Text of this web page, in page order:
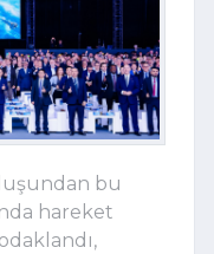
bu
hareket